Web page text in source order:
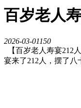
百岁老人
2026-03-01150
【百岁老人寿宴212
宴来了212人，摆了八